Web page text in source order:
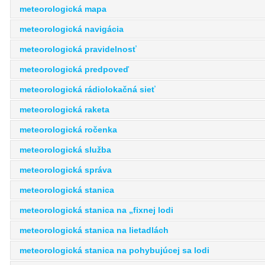
meteorologická mapa
meteorologická navigácia
meteorologická pravidelnosť
meteorologická predpoveď
meteorologická rádiolokačná sieť
meteorologická raketa
meteorologická ročenka
meteorologická služba
meteorologická správa
meteorologická stanica
meteorologická stanica na „fixnej lodi
meteorologická stanica na lietadlách
meteorologická stanica na pohybujúcej sa lodi